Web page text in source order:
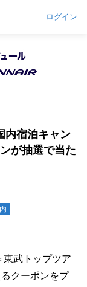
ログイン
内宿泊キャン
が抽選で当た
東武トップツア
クーポンをプ